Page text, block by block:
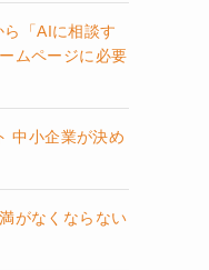
ら「AIに相談す
ムページに必要
中小企業が決め
がなくならない